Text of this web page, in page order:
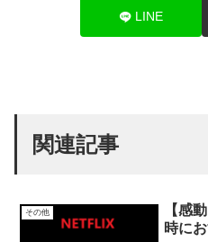
LINE
関連記事
その他
【感
時に